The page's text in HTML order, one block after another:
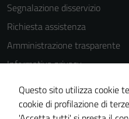
Segnalazione disservizio
Richiesta assistenza
Amministrazione trasparente
Informativa privacy
Cookie Policy
Note legali
Questo sito utilizza cookie
cookie di profilazione di